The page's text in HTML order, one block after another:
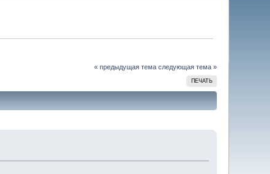
« предыдущая тема следующая тема »
ПЕЧАТЬ